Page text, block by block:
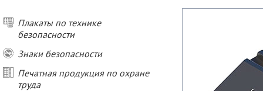
Плакаты по технике
безопасности
Знаки безопасности
Печатная продукция по охране
труда